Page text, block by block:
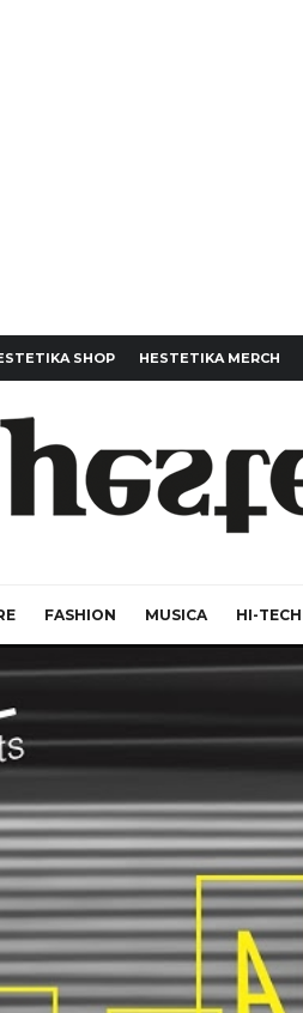
SHOP HESTETIKA MERCH
FASHION MUSICA HI-TECH